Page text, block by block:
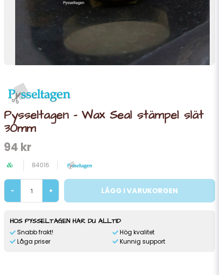
Pysseltagen - Wax Seal stämpel slät
30mm
94 kr
84016
- + LÄGG I VARUKORGEN
HOS PYSSELTAGEN HAR DU ALLTID
Snabb frakt!
Låga priser
Hög kvalitet
Kunnig support